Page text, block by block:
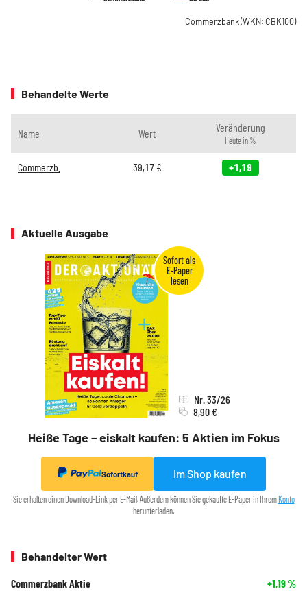
Commerzbank(WKN: CBK100)
Behandelte Werte
Name Wert Veränderung
Heute in %
Commerzb. 39,17€ +1,19
Aktuelle Ausgabe
Heiße Tage – eiskalt kaufen: 5 Aktien im Fokus
Nr. 33/26
8,90 €
Sofortkauf Im Shop kaufen
Sie erhalten einen Download-Link per E-Mail. Außerdem können Sie gekaufte E-Paper in Ihrem Konto
herunterladen.
Behandelter Wert
Commerzbank Aktie +1,19%